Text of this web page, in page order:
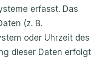
erfasst. Das
(z. B.
oder Uhrzeit des
dieser Daten erfolgt